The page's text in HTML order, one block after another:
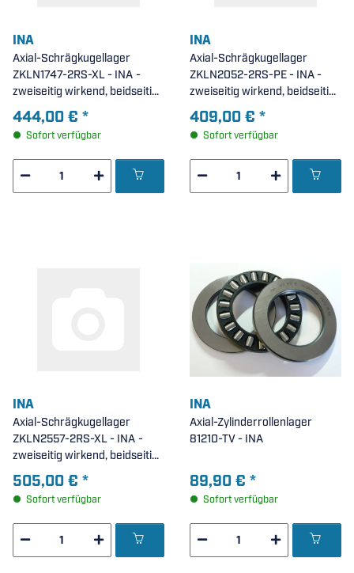
INA
Axial-Schrägkugellager
ZKLN1747-2RS-XL - INA -
zweiseitig wirkend, beidseitig
Lippendichtung, X-life (
17x47x25mm )
444,00 € *
Sofort verfügbar
INA
Axial-Schrägkugellager
ZKLN2052-2RS-PE - INA -
zweiseitig wirkend, beidseitig
Lippendichtung, erweiterte
Toleranzen ( 20x52x28mm )
409,00 € *
Sofort verfügbar
INA
Axial-Schrägkugellager
ZKLN2557-2RS-XL - INA -
zweiseitig wirkend, beidseitig
Lippendichtung, X-life (
25x57x28mm )
505,00 € *
Sofort verfügbar
INA
Axial-Zylinderrollenlager
81210-TV - INA
89,90 € *
Sofort verfügbar